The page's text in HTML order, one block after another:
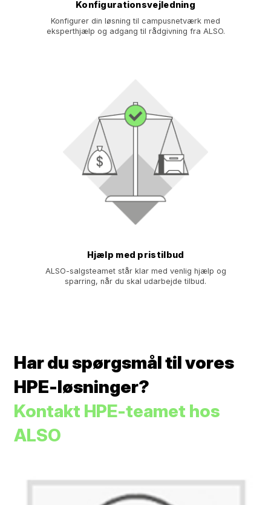
Konfigurationsvejledning
Konfigurer din løsning til campusnetværk med
eksperthjælp og adgang til rådgivning fra ALSO.
Hjælp med pristilbud
ALSO-salgsteamet står klar med venlig hjælp og
sparring, når du skal udarbejde tilbud.
Har du spørgsmål til vores
HPE-løsninger?
Kontakt HPE-teamet hos
ALSO